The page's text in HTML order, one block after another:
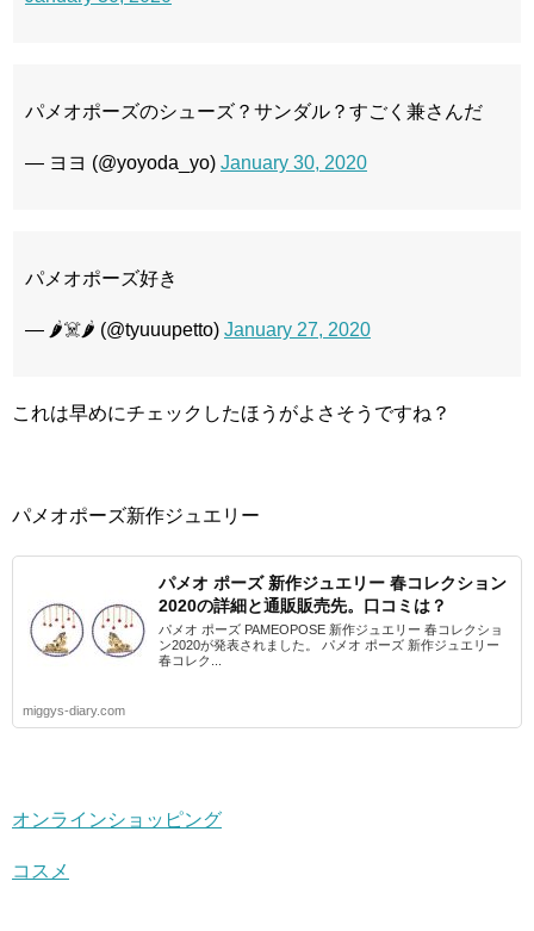
パメオポーズのシューズ？サンダル？すごく兼さんだ
— ヨヨ (@yoyoda_yo) January 30, 2020
パメオポーズ好き
— 🌶☠️🌶 (@tyuuupetto) January 27, 2020
これは早めにチェックしたほうがよさそうですね？
パメオポーズ新作ジュエリー
パメオ ポーズ 新作ジュエリー 春コレクション
2020の詳細と通販販売先。口コミは？
パメオ ポーズ PAMEOPOSE 新作ジュエリー 春コレクショ
ン2020が発表されました。 パメオ ポーズ 新作ジュエリー
春コレク...
miggys-diary.com
オンラインショッピング
コスメ